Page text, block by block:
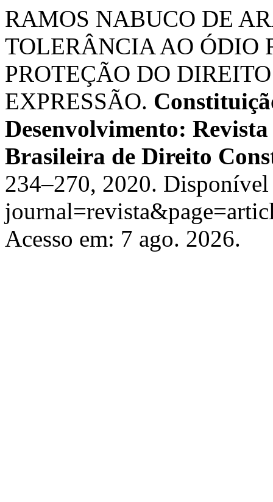
RAMOS NABUCO DE
TOLERÂNCIA AO ÓDIO
PROTEÇÃO DO
EXPRESSÃO.
Desenvolvimento:
Brasileira de Direito
234–270, 2020.
Acesso em: 7 ago. 2026.